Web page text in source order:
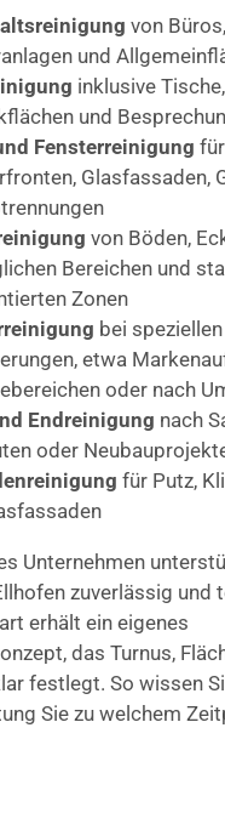
von
und
inklusive
und
Fensterreinigung für
Glasfassaden,
von Böden,
Bereichen und
Zonen
bei speziellen
etwa
oder nach
Endreinigung nach
oder
für Putz,
Unternehmen
zuverlässig und
erhält ein eigenes
das Turnus,
festlegt. So wissen
Sie zu welchem